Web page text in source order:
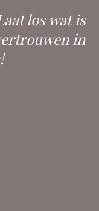
los wat is
in